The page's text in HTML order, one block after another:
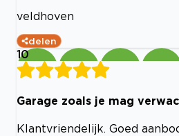
veldhoven
delen
10
Garage zoals je mag
Klantvriendelijk. Goed